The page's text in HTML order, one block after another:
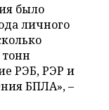
было
личного
РЭБ, РЭР и
БПЛА», –